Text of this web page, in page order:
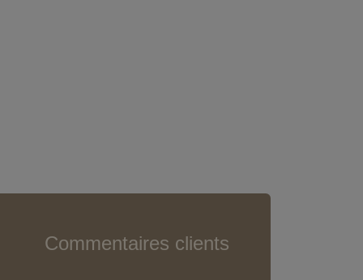
Commentaires clients